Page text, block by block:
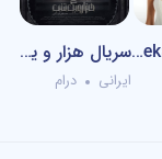
سریال Sahtekarlar – کلاهبردران سریال هزار و یک شب | 1001NIGHTS
ایرانی درام